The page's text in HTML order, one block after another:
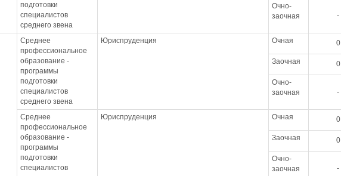
подготовки
специалистов
среднего звена
Очно-
заочная
-
Среднее
профессиональное
образование -
программы
подготовки
специалистов
среднего звена
Юриспруденция Очная 0
Заочная 0
Очно-
заочная
-
Среднее
профессиональное
образование -
программы
подготовки
специалистов
Юриспруденция Очная 0
Заочная 0
Очно-
заочная
-